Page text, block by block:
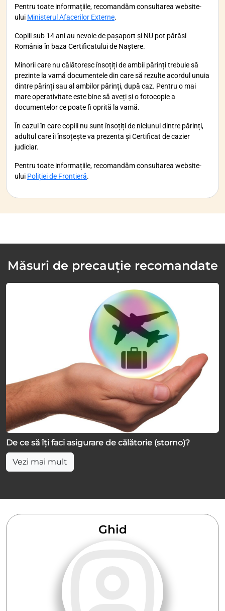
Pentru toate informațiile, recomandăm consultarea website-
ului Ministerul Afacerilor Externe.
Copiii sub 14 ani au nevoie de pașaport și NU pot părăsi
România în baza Certificatului de Naștere.
Minorii care nu călătoresc însoțiți de ambii părinți trebuie să
prezinte la vamă documentele din care să rezulte acordul unuia
dintre părinți sau al ambilor părinți, după caz. Pentru o mai
mare operativitate este bine să aveți și o fotocopie a
documentelor ce poate fi oprită la vamă.
În cazul în care copiii nu sunt însoțiți de niciunul dintre părinți,
adultul care îi însoțește va prezenta și Certificat de cazier
judiciar.
Pentru toate informațiile, recomandăm consultarea website-
ului Poliției de Frontieră.
Măsuri de precauție recomandate
De ce să îți faci asigurare de călătorie (storno)?
Vezi mai mult
Ghid